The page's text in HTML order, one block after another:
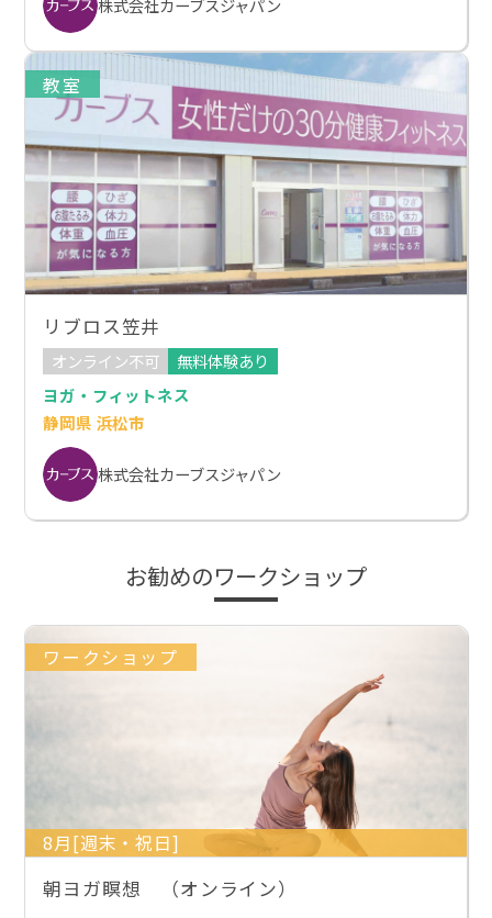
株式会社カーブスジャパン
教室
リブロス笠井
オンライン不可
無料体験あり
ヨガ・フィットネス
静岡県 浜松市
株式会社カーブスジャパン
お勧めのワークショップ
ワークショップ
8月[週末・祝日]
朝ヨガ瞑想 （オンライン）